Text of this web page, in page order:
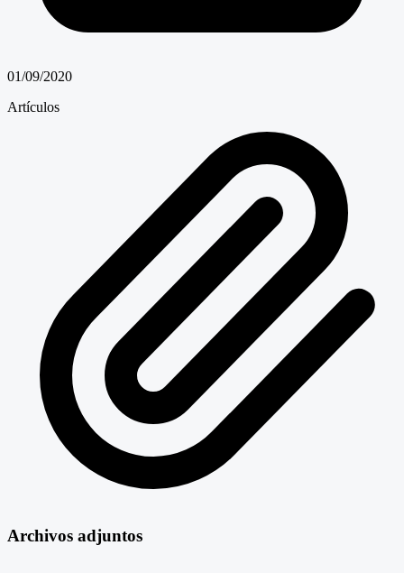
01/09/2020
Artículos
Archivos adjuntos